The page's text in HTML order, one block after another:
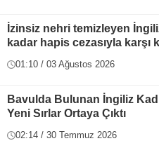
İzinsiz nehri temizleyen
kadar hapis cezasıyla karşı
01:10 / 03 Ağustos 2026
Bavulda Bulunan İngiliz
Yeni Sırlar Ortaya Çıktı
02:14 / 30 Temmuz 2026